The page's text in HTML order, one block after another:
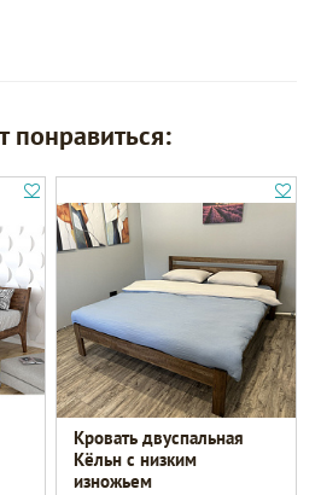
понравиться:
Кровать двуспальная
Кёльн с низким
изножьем